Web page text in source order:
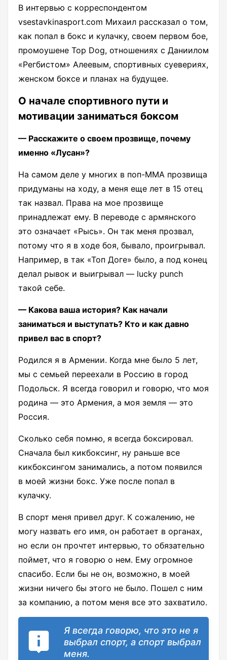
В интервью с корреспондентом
vsestavkinasport.com Михаил рассказал о том,
как попал в бокс и кулачку, своем первом бое,
промоушене Top Dog, отношениях с Даниилом
«Регбистом» Алеевым, спортивных суевериях,
женском боксе и планах на будущее.
О начале спортивного пути и
мотивации заниматься боксом
— Расскажите о своем прозвище, почему
именно «Лусан»?
На самом деле у многих в поп-ММА прозвища
придуманы на ходу, а меня еще лет в 15 отец
так назвал. Права на мое прозвище
принадлежат ему. В переводе с армянского
это означает «Рысь». Он так меня прозвал,
потому что я в ходе боя, бывало, проигрывал.
Например, в так «Топ Доге» было, а под конец
делал рывок и выигрывал — lucky punch
такой себе.
— Какова ваша история? Как начали
заниматься и выступать? Кто и как давно
привел вас в спорт?
Родился я в Армении. Когда мне было 5 лет,
мы с семьей переехали в Россию в город
Подольск. Я всегда говорил и говорю, что моя
родина — это Армения, а моя земля — это
Россия.
Сколько себя помню, я всегда боксировал.
Сначала был кикбоксинг, ну раньше все
кикбоксингом занимались, а потом появился
в моей жизни бокс. Уже после попал в
кулачку.
В спорт меня привел друг. К сожалению, не
могу назвать его имя, он работает в органах,
но если он прочтет интервью, то обязательно
поймет, что я говорю о нем. Ему огромное
спасибо. Если бы не он, возможно, в моей
жизни ничего бы этого не было. Пошел с ним
за компанию, а потом меня все это захватило.
Я всегда говорю, что это не я
выбрал спорт, а спорт выбрал
меня.